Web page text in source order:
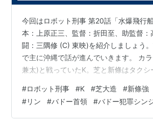
今回はロボット刑事 第20話「水爆飛行
本：上原正三、監督：折田至、助監督：
闘：三隅修 (C) 東映)を紹介しましょう
で主に沖縄で話が進んでいきます。 カ
兼太)と戦っていたK。芝と新條はタクシ
英))を追うんだ。アジトを突き止める方
の指示を聞いたKはジャンプしてジョー
した。悔しがるカラテマン。ジョーカ
#ロボット刑事 #K #芝大造 #新條強
#リン #バドー首領 #バドー犯罪シン